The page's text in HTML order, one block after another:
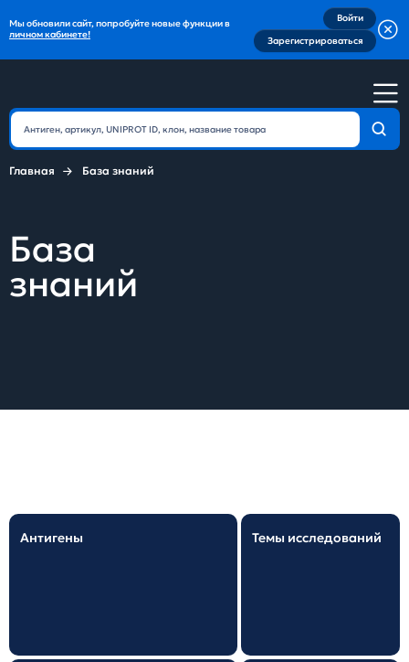
Мы обновили сайт, попробуйте новые функции в
личном кабинете!
Войти
Зарегистрироваться
Главная База знаний
База
знаний
Антигены Темы исследований